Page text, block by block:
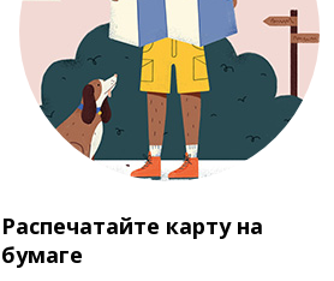
Распечатайте карту на
бумаге